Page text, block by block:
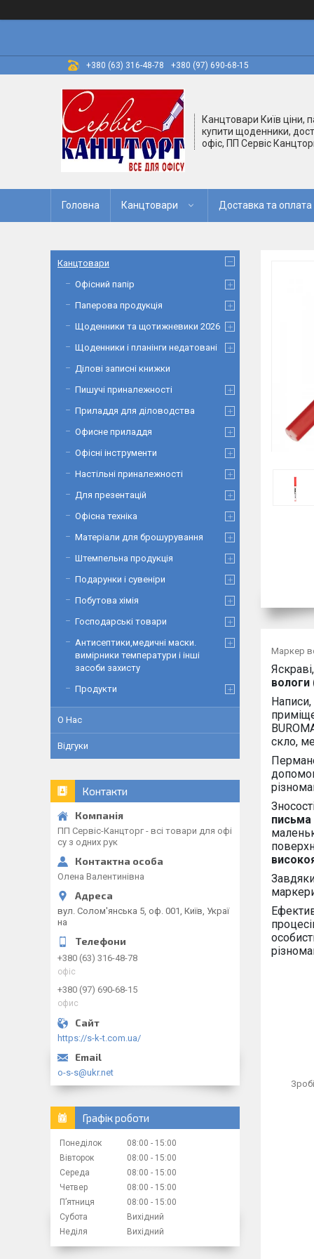
+380 (63) 316-48-78 +380 (97) 690-68-15
Канцтовари Київ ціни,
купити щоденники,
офіс, ПП Сервіс
Головна Канцтовари Доставка та оплата
Маркер
вологи
Написи,
скло,
Канцтовари
Офісний папір
Паперова продукція
Щоденники та щотижневики 2026
Щоденники і планінги недатовані
Ділові записні книжки
Пишучі приналежності
Приладдя для діловодства
Офисне приладдя
Офісні інструменти
Настільні приналежності
Для презентацій
Офісна техніка
Матеріали для брошурування
Штемпельна продукція
Подарунки і сувеніри
Побутова хімія
Господарські товари
Антисептики,медичні маски.
вимірники температури і інші
засоби захисту
Продукти
О Нас
Відгуки
Контакти
ПП Сервіс-Канцторг - всі товари для офі
су з одних рук
Олена Валентинівна
вул. Солом'янська 5, оф. 001, Київ, Украї
на
+380 (63) 316-48-78
офіс
+380 (97) 690-68-15
офис
https://s-k-t.com.ua/
o-s-s@ukr.net
Графік роботи
Понеділок 08:00
15:00
Вівторок
08:00
15:00
Середа
08:00
15:00
Четвер
08:00
15:00
Пʼятниця
08:00
15:00
Субота
Вихідний
Неділя
Вихідний